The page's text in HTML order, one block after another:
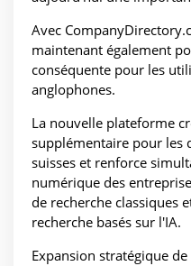
Avec
maintenant également
conséquente pour les
anglophones.
La nouvelle plateforme
supplémentaire pour les
suisses et renforce
numérique des
de recherche classiques
recherche basés sur l'IA.
Expansion stratégique